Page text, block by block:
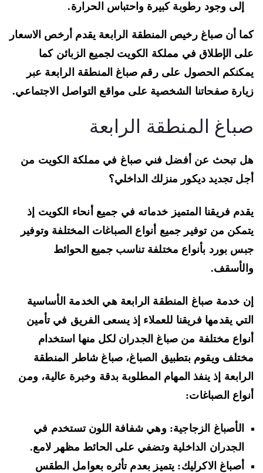
إلى وجود رطوبة كبيرة واحتباس الحرارة.
أن صباغ رخيص المنطقة الرابعة يقدم أرخص الاسعار
الإطلاق في مملكة الكويت لجميع الزبائن كما
الحصول على رقم صباغ المنطقة الرابعة عبر
صفحاتنا الشخصية على مواقع التواصل الاجتماعي.
المنطقة الرابعة
تبحث عن أفضل فني صباغ في مملكة الكويت من
تجديد ديكور منزلك الداخلي؟
فريقنا المتميز خدماته في جميع أنحاء الكويت إذ
من توفير جميع أنواع الصباغات المختلفة وتوفير
بورد بأنواع مختلفة تناسب جميع الحوائط
خدمة صباغ المنطقة الرابعة هي الخدمة الأساسية
يقدمها فريقنا للعملاء إذ يسعى الفريق في تأمين
مختلفة من صباغ الجدران لكل منها استخدام
ويقوم بتطبيق الصباغ، صباغ شاطر المنطقة
إذ ينفذ المهام المطلوبة بدقة وخبرة عالية، ومن
الصباغات:
الأصباغ الزجاجية: وهي شفافة اللون تستخدم في
الجدران الداخلية وتضفي على الحائط مظهر لامع.
أصباغ الاكرليك: يتميز بعدم تأثره بعوامل الطقس